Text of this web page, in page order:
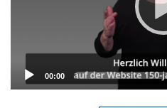
00:00